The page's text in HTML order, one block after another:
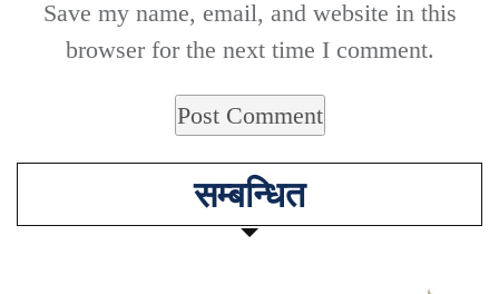
Save my name, email, and website in this
browser for the next time I comment.
सम्बन्धित